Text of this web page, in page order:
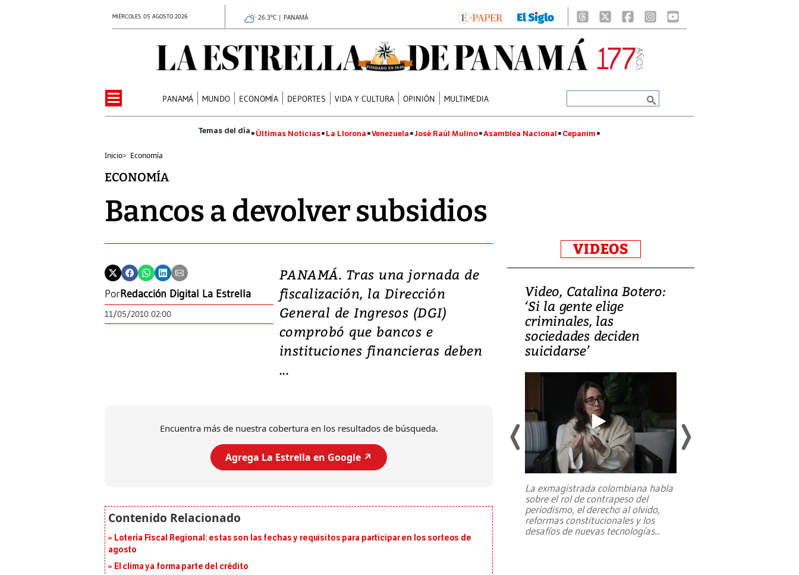
MIÉRCOLES 05 AGOSTO 2026 26.3°C | PANAMÁ
PANAMÁ MUNDO ECONOMÍA DEPORTES VIDA Y CULTURA OPINIÓN MULTIMEDIA
Últimas Noticias La Llorona Venezuela José Raúl Mulino Asamblea Nacional Cepanim
Inicio> Economía
ECONOMÍA
Bancos a devolver subsidios
PorRedacción Digital La Estrella
11/05/2010 02:00
PANAMÁ. Tras una jornada de
fiscalización, la Dirección
General de Ingresos (DGI)
comprobó que bancos e
instituciones financieras deben
...
Encuentra más de nuestra cobertura en los resultados de búsqueda.
Agrega La Estrella en Google ↗️
Lotería Fiscal Regional: estas son las fechas y requisitos para participar en los sorteos de
agosto
El clima ya forma parte del crédito
VIDEOS
Video, Japón: Terremoto
deja heridos y graves
daños en Kumamoto
Un fuerte terremoto de magnitud
7,1 se registró este martes 28 de
Video, Catalina Botero:
‘Si la gente elige
criminales, las
sociedades deciden
suicidarse’
La exmagistrada colombiana habla
sobre el rol de contrapeso del
periodismo, el derecho al olvido,
reformas constitucionales y los
desafíos de nuevas tecnologías...